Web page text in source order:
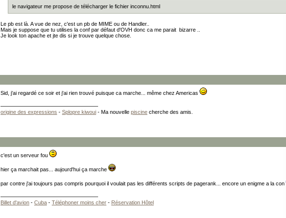
#
#
Timeout 300
#
# MaxKeepAliveRequests: The maximum number of requests to allow
# We recommend you leave this number high, for maximum performance.
#
# KeepAliveTimeout: Number of seconds to wait for the next request from the
# same client on the same connection.
#
##
## Server-Pool Size Regulation (MPM specific)
##
# prefork MPM
# StartServers: number of server processes to start
le navigateur me propose de télécharger le fichier inconnu.html
Le pb est là. A vue de nez, c'est un pb de MIME ou de Handler..
Mais je suppose que tu utilises la conf par défaut d'OVH donc ca me parait bizarre ..
Je look ton apache et jte dis si je trouve quelque chose.
Sid, j'ai regardé ce soir et j'ai rien trouvé puisque ca marche... même chez Americas
origine des expressions - Splopre kiwoui - Ma nouvelle piscine cherche des amis.
c'est un serveur fou
hier ça marchait pas... aujourd'hui ça marche
par contre j'ai toujours pas compris pourquoi il voulait pas les différents scripts de pagerank... encore un enigme a la con
Billet d'avion - Cuba - Téléphoner moins cher - Réservation Hôtel